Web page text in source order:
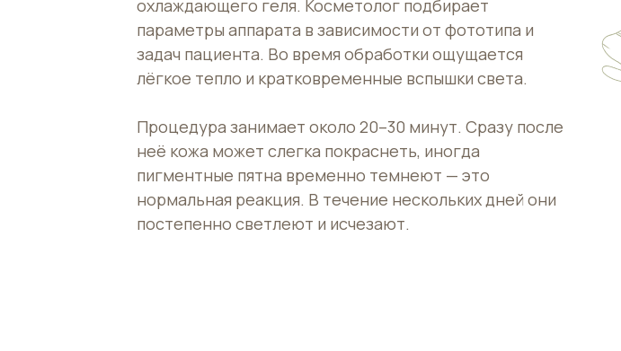
охлаждающего геля. Косметолог подбирает
параметры аппарата в зависимости от фототипа и
задач пациента. Во время обработки ощущается
лёгкое тепло и кратковременные вспышки света.
Процедура занимает около 20–30 минут. Сразу после
неё кожа может слегка покраснеть, иногда
пигментные пятна временно темнеют — это
нормальная реакция. В течение нескольких дней они
постепенно светлеют и исчезают.